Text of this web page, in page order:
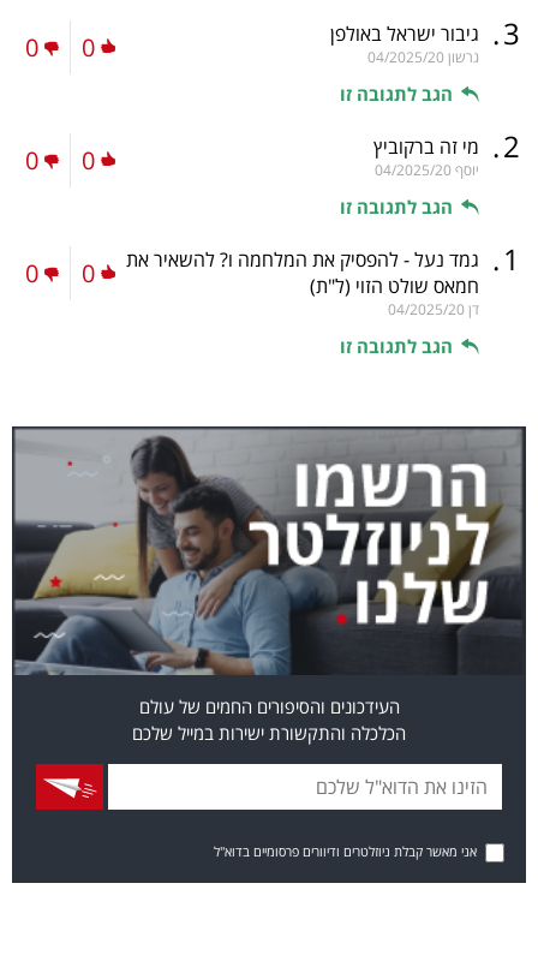
3
. גיבור ישראל באולפן
גרשון 04/2025/20
הגב לתגובה זו
0
0
2
. מי זה ברקוביץ
יוסף 04/2025/20
הגב לתגובה זו
0
0
1
. גמד נעל - להפסיק את המלחמה ו? להשאיר את
חמאס שולט הזוי (ל"ת)
דן 04/2025/20
הגב לתגובה זו
0
0
העידכונים והסיפורים החמים של עולם
הכלכלה והתקשורת ישירות במייל שלכם
אני מאשר קבלת ניוזלטרים ודיוורים פרסומיים בדוא"ל